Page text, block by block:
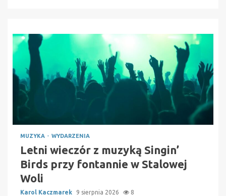
MUZYKA WYDARZENIA
Letni wieczór z muzyką Singin’
Birds przy fontannie w Stalowej
Woli
Karol Kaczmarek 9 sierpnia 2026 8